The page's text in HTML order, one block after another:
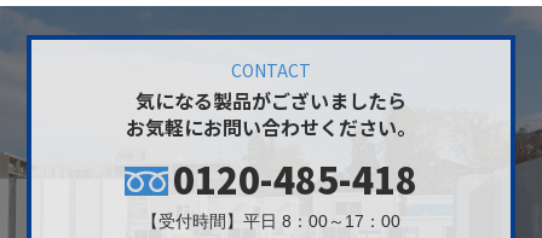
CONTACT
気になる製品がございましたら
お気軽にお問い合わせください。
0120-485-418
【受付時間】平日 8：00～17：00